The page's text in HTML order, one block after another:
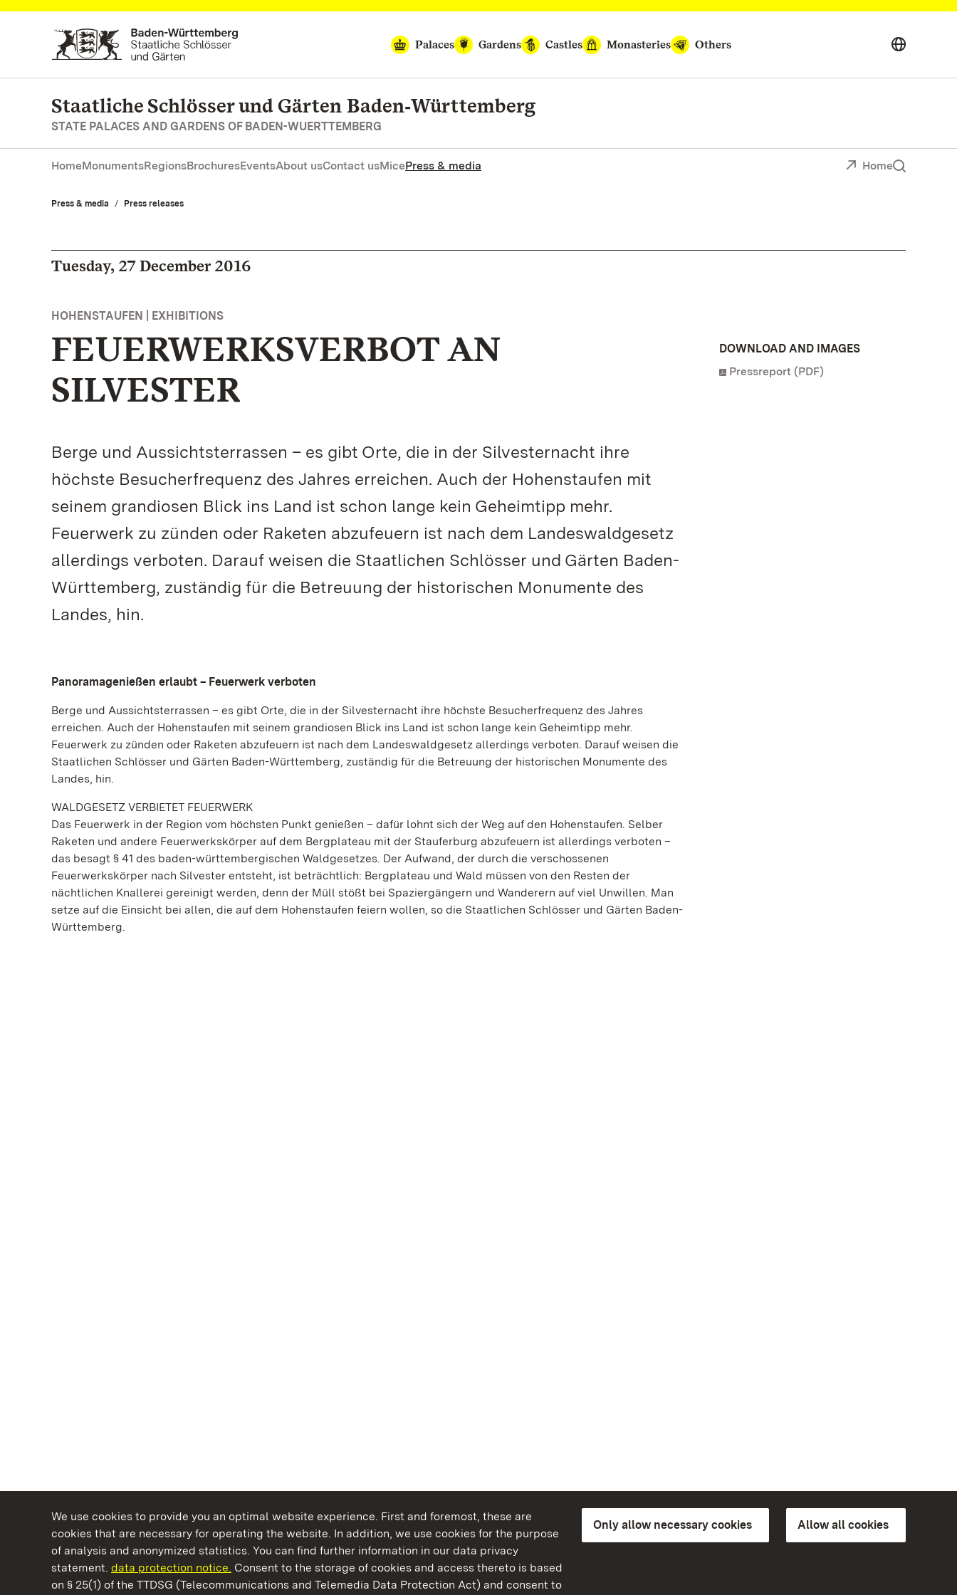
We use cookies to provide you an optimal website experience. First and foremost, these are
cookies that are necessary for operating the website. In addition, we use cookies for the purpose
of analysis and anonymized statistics. You can find further information in our data privacy
statement. data protection notice. Consent to the storage of cookies and access thereto is based
on § 25(1) of the TTDSG (Telecommunications and Telemedia Data Protection Act) and consent to
Only allow necessary cookies Allow all cookies
Navigate to main page
Palaces
Gardens Castles Monasteries Others
Staatliche Schlösser und Gärten Baden‑Württemberg
STATE PALACES AND GARDENS OF BADEN-WUERTTEMBERG
HomeMonumentsRegionsBrochuresEventsAbout usContact usMicePress & media Home
Press & media Press releases
Tuesday, 27 December 2016
HOHENSTAUFEN | EXHIBITIONS
FEUERWERKSVERBOT AN
SILVESTER
Berge und Aussichtsterrassen – es gibt Orte, die in der Silvesternacht ihre
höchste Besucherfrequenz des Jahres erreichen. Auch der Hohenstaufen mit
seinem grandiosen Blick ins Land ist schon lange kein Geheimtipp mehr.
Feuerwerk zu zünden oder Raketen abzufeuern ist nach dem Landeswaldgesetz
allerdings verboten. Darauf weisen die Staatlichen Schlösser und Gärten Baden-
Württemberg, zuständig für die Betreuung der historischen Monumente des
Landes, hin.
Panoramagenießen erlaubt – Feuerwerk verboten
Berge und Aussichtsterrassen – es gibt Orte, die in der Silvesternacht ihre höchste Besucherfrequenz des Jahres
erreichen. Auch der Hohenstaufen mit seinem grandiosen Blick ins Land ist schon lange kein Geheimtipp mehr.
Feuerwerk zu zünden oder Raketen abzufeuern ist nach dem Landeswaldgesetz allerdings verboten. Darauf weisen die
Staatlichen Schlösser und Gärten Baden-Württemberg, zuständig für die Betreuung der historischen Monumente des
Landes, hin.
WALDGESETZ VERBIETET FEUERWERK
Das Feuerwerk in der Region vom höchsten Punkt genießen – dafür lohnt sich der Weg auf den Hohenstaufen. Selber
Raketen und andere Feuerwerkskörper auf dem Bergplateau mit der Stauferburg abzufeuern ist allerdings verboten –
das besagt § 41 des baden-württembergischen Waldgesetzes. Der Aufwand, der durch die verschossenen
Feuerwerkskörper nach Silvester entsteht, ist beträchtlich: Bergplateau und Wald müssen von den Resten der
nächtlichen Knallerei gereinigt werden, denn der Müll stößt bei Spaziergängern und Wanderern auf viel Unwillen. Man
setze auf die Einsicht bei allen, die auf dem Hohenstaufen feiern wollen, so die Staatlichen Schlösser und Gärten Baden-
Württemberg.
DOWNLOAD AND IMAGES
Pressreport (PDF)